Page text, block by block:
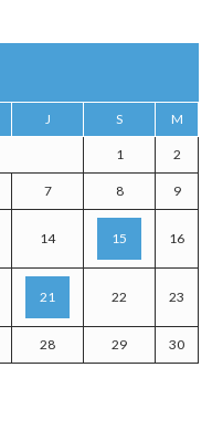
J S M
1 2
7 8 9
14 15 16
21 22 23
28 29 30